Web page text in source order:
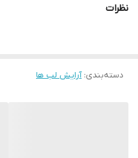
پایان مات: رژلب ها یک روکش مات
نظرات
دسته‌بندی:آرایش لب ها